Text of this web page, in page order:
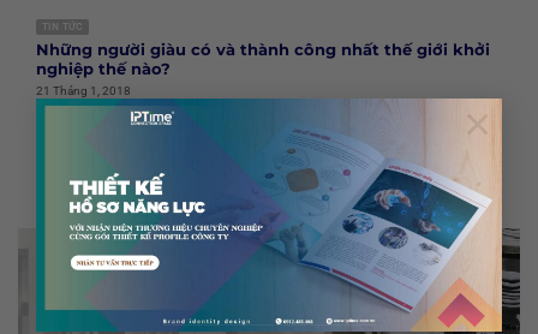
×
TIN TỨC
Những người giàu có và thành công nhất thế giới khởi
nghiệp thế nào?
21 Tháng 1, 2018
Nhiều tỷ phú tự thân như Elon Musk, Mark Cuban hay Jeff Bezos đều